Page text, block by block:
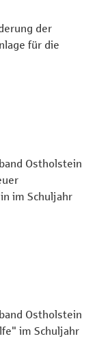
der
für die
Ostholstein
im Schuljahr
Ostholstein
im Schuljahr